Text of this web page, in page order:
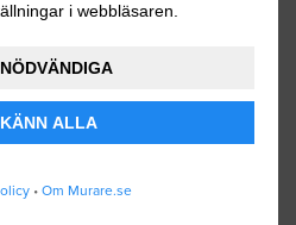
i webbläsaren.
ALLA
• Om Murare.se
enligtanvändarvillkoren